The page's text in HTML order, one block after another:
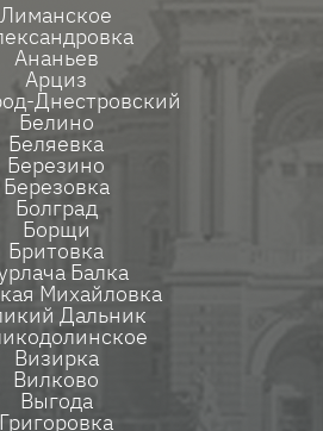
Лиманское
Ананьев
Арциз
Днестровский
Белино
Беляевка
Березино
Березовка
Болград
Борщи
Бритовка
Балка
Михайловка
Дальник
Визирка
Вилково
Выгода
Григоровка